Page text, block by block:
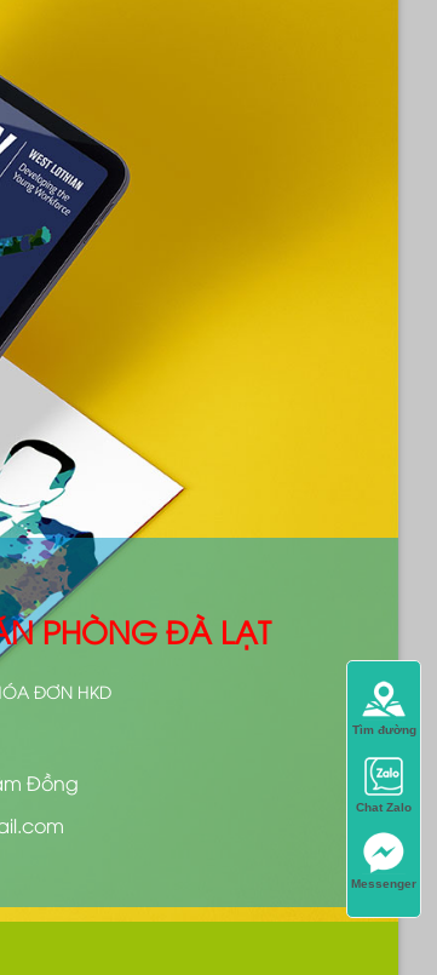
PHÒNG ĐÀ LẠT
ĐƠN HKD
Đồng
Tìm đường
Chat Zalo
Messenger